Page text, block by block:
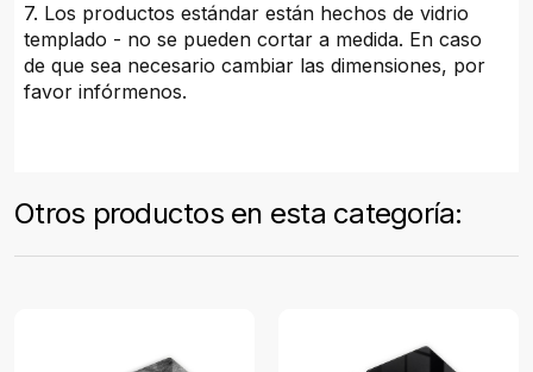
7. Los productos estándar están hechos de vidrio
templado - no se pueden cortar a medida. En caso
de que sea necesario cambiar las dimensiones, por
favor infórmenos.
Otros productos en esta categoría: